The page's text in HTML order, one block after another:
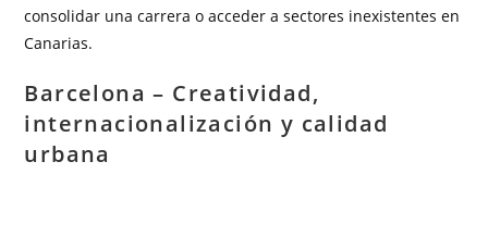
consolidar una carrera o acceder a sectores inexistentes en
Canarias.
Barcelona – Creatividad,
internacionalización y calidad
urbana